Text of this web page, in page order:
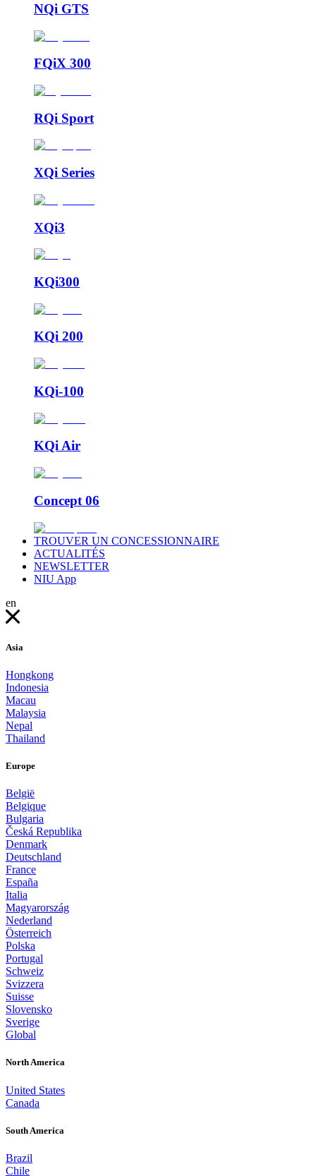
NQi GTS
FQiX 300
RQi Sport
XQi Series
XQi3
KQi300
KQi 200
KQi-100
KQi Air
Concept 06
TROUVER UN CONCESSIONNAIRE
ACTUALITÉS
NEWSLETTER
NIU App
en
Asia
Hongkong
Indonesia
Macau
Malaysia
Nepal
Thailand
Europe
België
Belgique
Bulgaria
Česká Republika
Denmark
Deutschland
France
España
Italia
Magyarország
Nederland
Österreich
Polska
Portugal
Schweiz
Svizzera
Suisse
Slovensko
Sverige
Global
North America
United States
Canada
South America
Brazil
Chile